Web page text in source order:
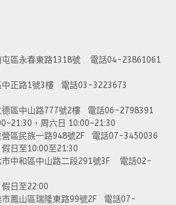
屯區永春東路1318號    電話04-23861061
中正路1號3樓   電話03-3223673
德區中山路777號2樓   電話06-2798391
，周六日 10:00~21:30
營區民族一路948號2F   電話07-3450036
日至10:00至21:30
市中和區中山路二段291號3F    電話02-
日至22:00
市鳳山區瑞隆東路99號2F   電話07-